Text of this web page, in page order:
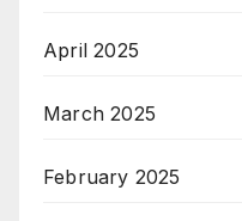
April 2025
March 2025
February 2025